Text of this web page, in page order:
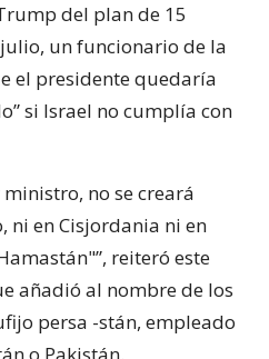
del plan de 15
un funcionario de la
el presidente quedaría
si Israel no cumplía con
no se creará
ni en Cisjordania ni en
reiteró este
añadió al nombre de los
persa -stán, empleado